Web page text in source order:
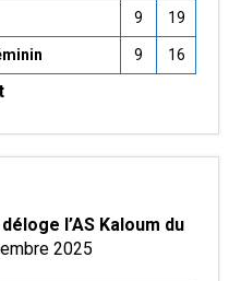
9 19
9 16
l’AS Kaloum du
2025